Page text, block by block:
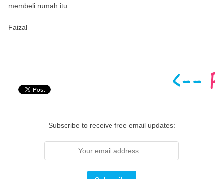
membeli rumah itu.
Faizal
Subscribe to receive free email updates: